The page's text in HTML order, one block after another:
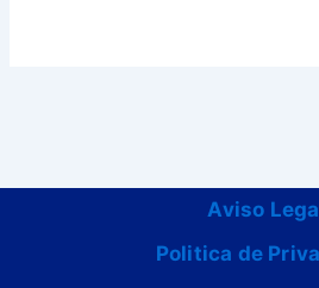
Aviso
Politica de